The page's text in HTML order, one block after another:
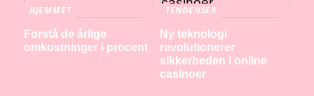
HJEMMET
Forstå de årlige
omkostninger i procent
TENDENSER
Ny teknologi
revolutionerer
sikkerheden i online
casinoer